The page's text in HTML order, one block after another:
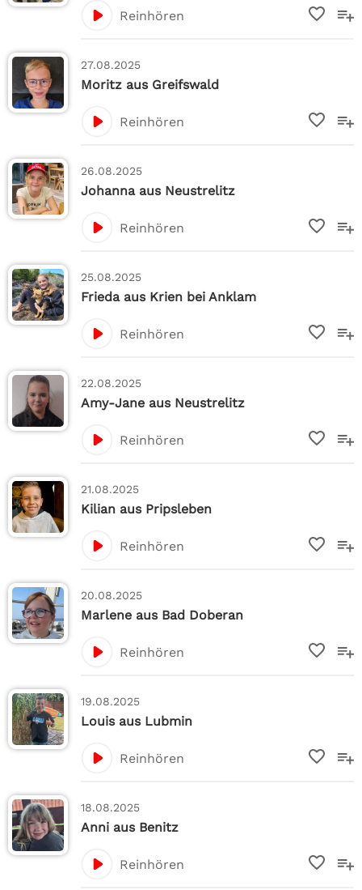
Reinhören
27.08.2025
Moritz aus Greifswald
Reinhören
26.08.2025
Johanna aus Neustrelitz
Reinhören
25.08.2025
Frieda aus Krien bei Anklam
Reinhören
22.08.2025
Amy-Jane aus Neustrelitz
Reinhören
21.08.2025
Kilian aus Pripsleben
Reinhören
20.08.2025
Marlene aus Bad Doberan
Reinhören
19.08.2025
Louis aus Lubmin
Reinhören
18.08.2025
Anni aus Benitz
Reinhören